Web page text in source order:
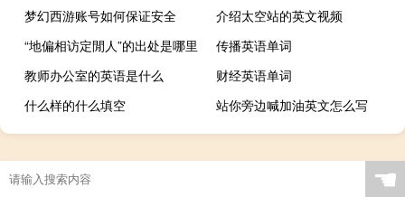
梦幻西游账号如何保证安全
介绍太空站的英文视频
“地偏相访定閒人”的出处是哪里
传播英语单词
教师办公室的英语是什么
财经英语单词
什么样的什么填空
站你旁边喊加油英文怎么写
☚